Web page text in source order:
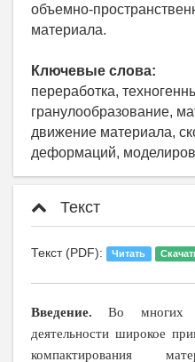
объемно-
материала.
Ключевые слова:
переработка,
гранулообразование,
движение материала,
деформаций,
Текст
Текст (PDF): Читать
Введение.
Во многих
деятельности широкое
компактирования